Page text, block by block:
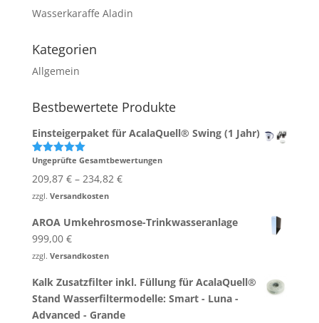
Wasserkaraffe Aladin
Kategorien
Allgemein
Bestbewertete Produkte
Einsteigerpaket für AcalaQuell® Swing (1 Jahr)
Bewertet
von 5
Ungeprüfte Gesamtbewertungen
209,87 €– 234,82 €
zzgl. Versandkosten
AROA Umkehrosmose-Trinkwasseranlage
999,00 €
zzgl. Versandkosten
Kalk Zusatzfilter inkl. Füllung für AcalaQuell®
Stand Wasserfiltermodelle: Smart - Luna -
Advanced - Grande